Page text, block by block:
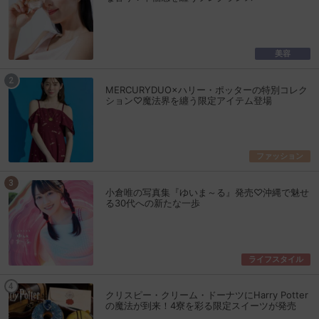
美容
MERCURYDUO×ハリー・ポッターの特別コレク
ション♡魔法界を纏う限定アイテム登場
ファッション
小倉唯の写真集『ゆいま～る』発売♡沖縄で魅せ
る30代への新たな一歩
ライフスタイル
クリスピー・クリーム・ドーナツにHarry Potter
の魔法が到来！4寮を彩る限定スイーツが発売